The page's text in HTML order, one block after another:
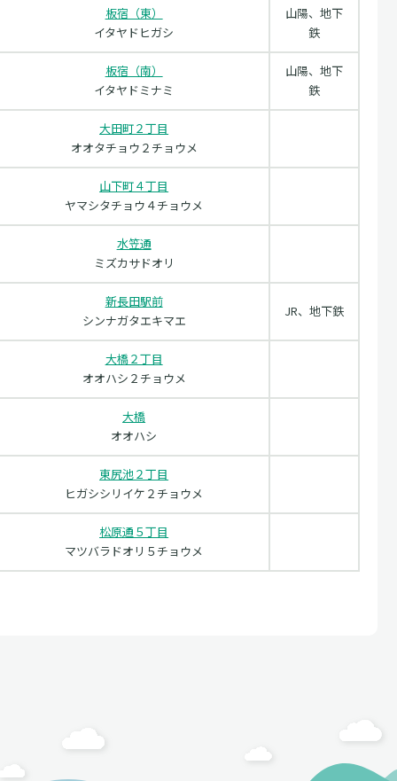
板宿（東）
イタヤドヒガシ
山陽、地下
鉄
板宿（南）
イタヤドミナミ
山陽、地下
鉄
大田町２丁目
オオタチョウ２チョウメ
山下町４丁目
ヤマシタチョウ４チョウメ
水笠通
ミズカサドオリ
新長田駅前
シンナガタエキマエ
JR、地下鉄
大橋２丁目
オオハシ２チョウメ
大橋
オオハシ
東尻池２丁目
ヒガシシリイケ２チョウメ
松原通５丁目
マツバラドオリ５チョウメ